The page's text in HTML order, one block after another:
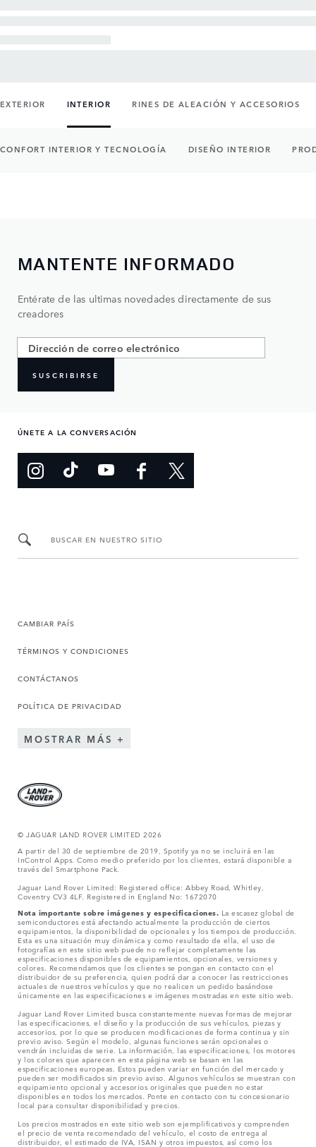
EXTERIOR INTERIOR RINES DE ALEACIÓN Y ACCESORIOS
CONFORT INTERIOR Y TECNOLOGÍA DISEÑO INTERIOR
MANTENTE INFORMADO
Entérate de las ultimas novedades directamente de sus
creadores
SUSCRIBIRSE
ÚNETE A LA CONVERSACIÓN
BUSCAR EN NUESTRO SITIO
CAMBIAR PAÍS
TÉRMINOS Y CONDICIONES
CONTÁCTANOS
POLÍTICA DE PRIVACIDAD
MOSTRAR MÁS
© JAGUAR LAND ROVER LIMITED 2026
A partir del 30 de septiembre de 2019, Spotify ya no se incluirá en las
InControl Apps. Como medio preferido por los clientes, estará disponible a
través del Smartphone Pack.
Jaguar Land Rover Limited: Registered office: Abbey Road, Whitley,
Coventry CV3 4LF. Registered in England No: 1672070
Nota importante sobre imágenes y especificaciones. La escasez global de
semiconductores está afectando actualmente la producción de ciertos
equipamientos, la disponibilidad de opcionales y los tiempos de producción.
Esta es una situación muy dinámica y como resultado de ella, el uso de
fotografías en este sitio web puede no reflejar completamente las
especificaciones disponibles de equipamientos, opcionales, versiones y
colores. Recomendamos que los clientes se pongan en contacto con el
distribuidor de su preferencia, quien podrá dar a conocer las restricciones
actuales de nuestros vehículos y que no realicen un pedido basándose
únicamente en las especificaciones e imágenes mostradas en este sitio web.
Jaguar Land Rover Limited busca constantemente nuevas formas de mejorar
las especificaciones, el diseño y la producción de sus vehículos, piezas y
accesorios, por lo que se producen modificaciones de forma continua y sin
previo aviso. Según el modelo, algunas funciones serán opcionales o
vendrán incluidas de serie. La información, las especificaciones, los motores
y los colores que aparecen en esta página web se basan en las
especificaciones europeas. Estos pueden variar en función del mercado y
pueden ser modificados sin previo aviso. Algunos vehículos se muestran con
equipamiento opcional y accesorios originales que pueden no estar
disponibles en todos los mercados. Ponte en contacto con tu concesionario
local para consultar disponibilidad y precios.
Los precios mostrados en este sitio web son ejemplificativos y comprenden
el precio de venta recomendado del vehículo, el costo de entrega al
distribuidor, el estimado de IVA, ISAN y otros impuestos, así como los